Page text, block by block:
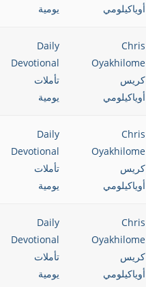
أوياكيلومي يومية
Chris
Oyakhilome
كريس
أوياكيلومي
Daily
Devotional
تأملات
يومية
Chris
Oyakhilome
كريس
أوياكيلومي
Daily
Devotional
تأملات
يومية
Chris
Oyakhilome
كريس
أوياكيلومي
Daily
Devotional
تأملات
يومية